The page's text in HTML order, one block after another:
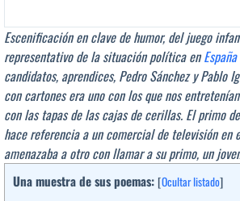
Escenificación en clave de humor, del juego
representativo de la situación política enEspaña
candidatos, aprendices, Pedro Sánchez y Pablo
con cartones era uno con los que nos
con las tapas de las cajas de cerillas. El primo
hace referencia a un comercial de televisión en
amenazaba a otro con llamar a su primo, un
Una muestra de sus poemas: [Ocultar listado]